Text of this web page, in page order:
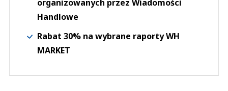
organizowanych przez Wiadomości
Handlowe
Rabat 30% na wybrane raporty WH
MARKET